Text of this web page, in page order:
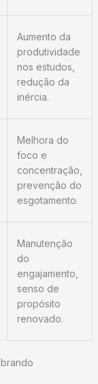
Aumento da
produtividade
nos estudos,
redução da
inércia.
Melhora do
foco e
concentração,
prevenção do
esgotamento.
Manutenção
do
engajamento,
senso de
propósito
renovado.